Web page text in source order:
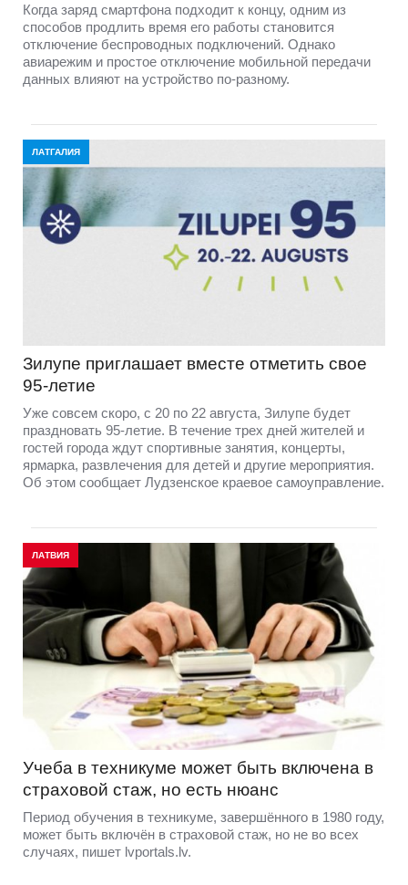
Когда заряд смартфона подходит к концу, одним из
способов продлить время его работы становится
отключение беспроводных подключений. Однако
авиарежим и простое отключение мобильной передачи
данных влияют на устройство по-разному.
ЛАТГАЛИЯ
Зилупе приглашает вместе отметить свое
95-летие
Уже совсем скоро, с 20 по 22 августа, Зилупе будет
праздновать 95-летие. В течение трех дней жителей и
гостей города ждут спортивные занятия, концерты,
ярмарка, развлечения для детей и другие мероприятия.
Об этом сообщает Лудзенское краевое самоуправление.
ЛАТВИЯ
Учеба в техникуме может быть включена в
страховой стаж, но есть нюанс
Период обучения в техникуме, завершённого в 1980 году,
может быть включён в страховой стаж, но не во всех
случаях, пишет lvportals.lv.